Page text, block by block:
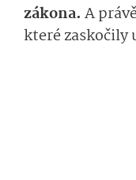
zákona. A
které zaskočily